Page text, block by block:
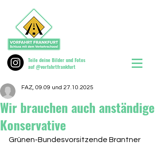
Teile deine Bilder und Fotos
auf @vorfahrtfrankfurt
Wir brauchen auch anständige
Konservative
FAZ, 09.09 und 27.10.2025
Grünen-Bundesvorsitzende Brantner